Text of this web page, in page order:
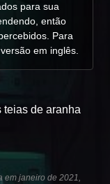
para sua
então
Para
em inglês.
teias de aranha
em janeiro de 2021,